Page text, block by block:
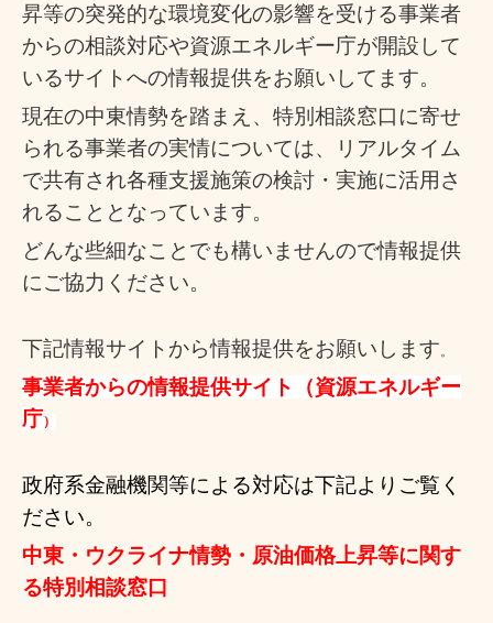
昇等の突発的な環境変化の影響を受ける事業者
からの相談対応や資源エネルギー庁が開設して
いるサイトへの情報提供をお願いしてます。
現在の中東情勢を踏まえ、特別相談窓口に寄せ
られる事業者の実情については、リアルタイム
で共有され各種支援施策の検討・実施に活用さ
れることとなっています。
どんな些細なことでも構いませんので情報提供
にご協力ください。
下記情報サイトから情報提供をお願いします 。
事業者からの情報提供サイト（資源エネルギー
庁）
政府系金融機関等による対応は下記よりご覧く
ださい。
中東・ウクライナ情勢・原油価格上昇等に関す
る特別相談窓口